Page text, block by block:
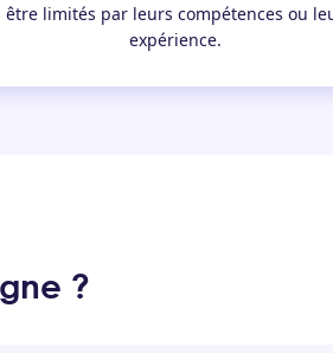
être limités par leurs compétences ou
expérience.
?